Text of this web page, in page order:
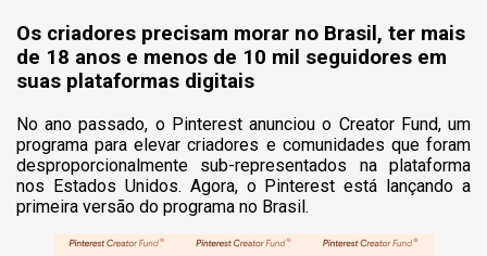
Os criadores precisam morar no Brasil, ter mais
de 18 anos e menos de 10 mil seguidores em
suas plataformas digitais
No ano passado, o Pinterest anunciou o Creator Fund, um
programa para elevar criadores e comunidades que foram
desproporcionalmente sub-representados na plataforma
nos Estados Unidos. Agora, o Pinterest está lançando a
primeira versão do programa no Brasil.